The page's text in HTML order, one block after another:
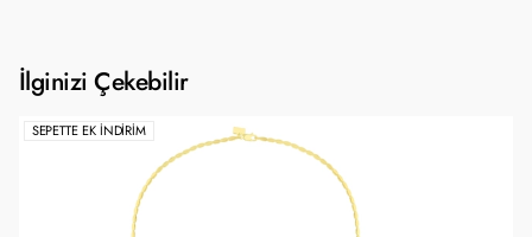
İlginizi Çekebilir
SEPETTE EK İNDIRIM